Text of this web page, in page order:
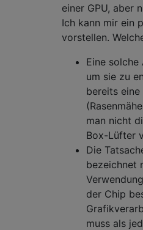
einer GPU, aber
Ich kann mir ein
vorstellen.
Eine
um sie zu
bereits
man nicht
Box-Lüfter
Die
bezeichnet
der Chip
muss als